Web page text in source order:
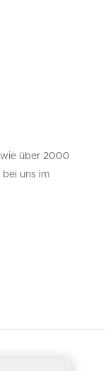
über 2000
uns im